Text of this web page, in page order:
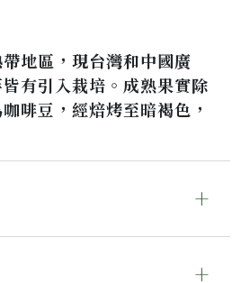
地區，現台灣和中國廣
有引入栽培。成熟果實除
啡豆，經焙烤至暗褐色，